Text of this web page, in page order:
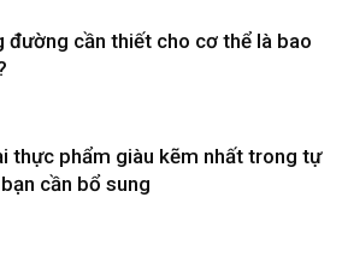
đường cần thiết cho cơ thể là bao
thực phẩm giàu kẽm nhất trong tự
cần bổ sung